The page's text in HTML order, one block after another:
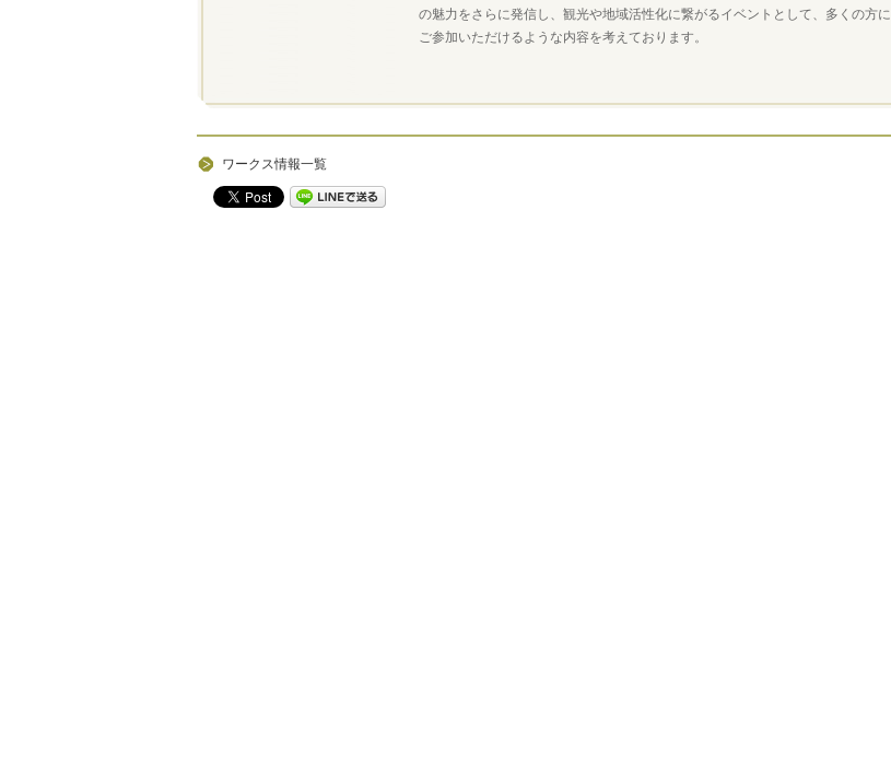
の魅力をさらに発信し、観光や地域活性化に繋がるイベントとして、多くの方に
ご参加いただけるような内容を考えております。
ワークス情報一覧